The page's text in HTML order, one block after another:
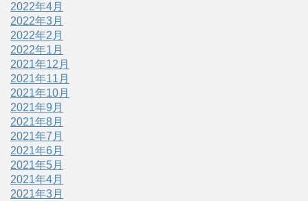
2022年4月
2022年3月
2022年2月
2022年1月
2021年12月
2021年11月
2021年10月
2021年9月
2021年8月
2021年7月
2021年6月
2021年5月
2021年4月
2021年3月